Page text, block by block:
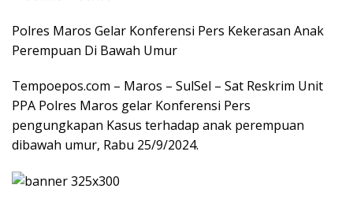
Polres Maros Gelar Konferensi Pers Kekerasan Anak
Perempuan Di Bawah Umur
Tempoepos.com – Maros – SulSel – Sat Reskrim Unit
PPA Polres Maros gelar Konferensi Pers
pengungkapan Kasus terhadap anak perempuan
dibawah umur, Rabu 25/9/2024.